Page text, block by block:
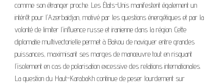
comme son étranger proche. Les États-Unis manifestent également un
intérêt pour l'Azerbaïdjan, motivé par les questions énergétiques et par la
volonté de limiter l'influence russe et iranienne dans la région. Cette
diplomatie multivectorielle permet à Bakou de naviguer entre grandes
puissances, maximisant ses marges de manœuvre tout en risquant
l'isolement en cas de polarisation excessive des relations internationales.
La question du Haut-Karabakh continue de peser lourdement sur